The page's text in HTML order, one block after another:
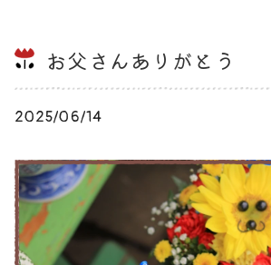
お父さんありがとう
2025/06/14